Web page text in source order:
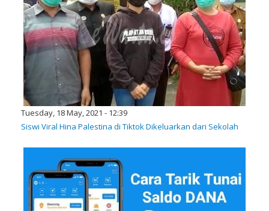
Tuesday, 18 May, 2021 - 12:39
Siswi Viral Hina Palestina di Tiktok Dikeluarkan dari Sekolah